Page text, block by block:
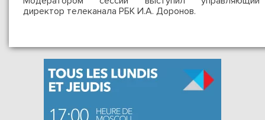
директор телеканала РБК И.А. Доронов.